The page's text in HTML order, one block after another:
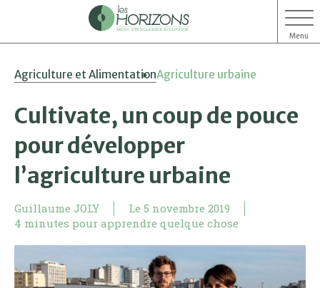
Menu
Agriculture et AlimentationAgriculture urbaine
Cultivate, un coup de pouce
pour développer
l’agriculture urbaine
Guillaume JOLY Le 5 novembre 2019
4 minutes pour apprendre quelque chose